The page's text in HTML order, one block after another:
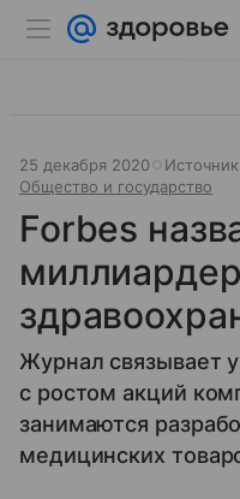
25 декабря 2020
Общество и государство
Forbes
Журнал связывает
с ростом акций
занимаются
медицинских